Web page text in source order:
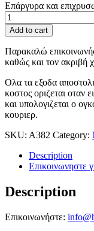
Επάργυρα και
Add to cart
Παρακαλώ
καθώς και τον ακριβή
Ολα τα εξοδα
κοστος οριζεται οταν
και υπολογιζεται ο
κουριερ.
SKU: A382 Category:
Description
Επικοινωνηστε
Description
Επικοινωνήστε: